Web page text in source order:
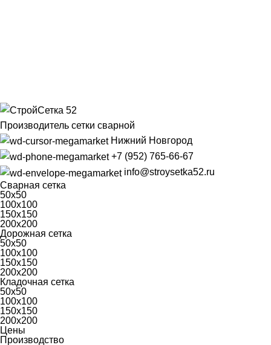
Производитель сетки сварной
Нижний Новгород
+7 (952) 765-66-67
info@stroysetka52.ru
Сварная сетка
50х50
100х100
150х150
200х200
Дорожная сетка
50х50
100х100
150х150
200х200
Кладочная сетка
50х50
100х100
150х150
200х200
Цены
Производство